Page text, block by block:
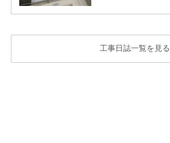
工事日誌一覧を見る